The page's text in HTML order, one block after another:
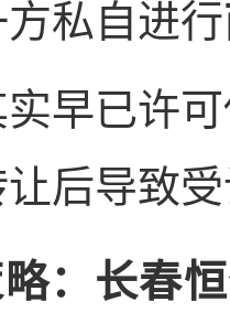
私自进行
早已许
后导致
： 长春